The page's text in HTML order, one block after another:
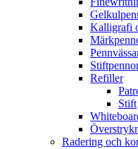
Kalligrafi
Refiller
Stift
Radering och